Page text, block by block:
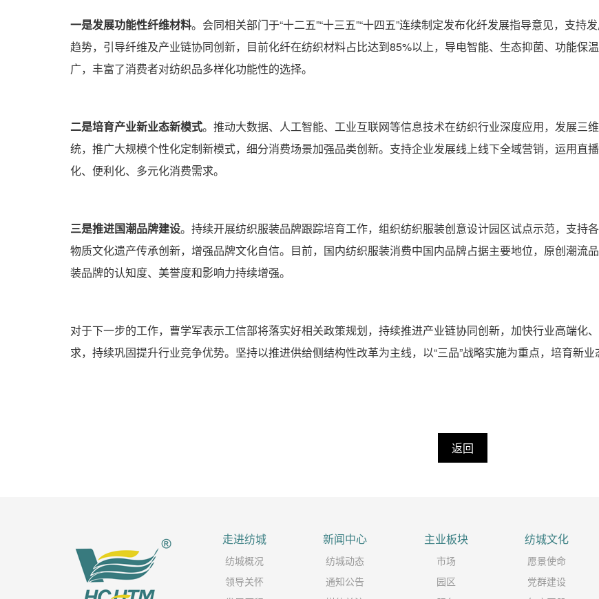
一是发展功能性纤维材料。会同相关部门于“十二五”“十三五”“十四五”连续制定发布化纤发展指导意见，支
趋势，引导纤维及产业链协同创新，目前化纤在纺织材料占比达到85%以上，导电智能、生态抑菌、功能保
广，丰富了消费者对纺织品多样化功能性的选择。
二是培育产业新业态新模式。推动大数据、人工智能、工业互联网等信息技术在纺织行业深度应用，发展三
统，推广大规模个性化定制新模式，细分消费场景加强品类创新。支持企业发展线上线下全域营销，运用直
化、便利化、多元化消费需求。
三是推进国潮品牌建设。持续开展纺织服装品牌跟踪培育工作，组织纺织服装创意设计园区试点示范，支持
物质文化遗产传承创新，增强品牌文化自信。目前，国内纺织服装消费中国内品牌占据主要地位，原创潮流
装品牌的认知度、美誉度和影响力持续增强。
对于下一步的工作，曹学军表示工信部将落实好相关政策规划，持续推进产业链协同创新，加快行业高端化
求，持续巩固提升行业竞争优势。坚持以推进供给侧结构性改革为主线，以“三品”战略实施为重点，培育新业
返回
走进纺城
纺城概况
领导关怀
新闻中心
纺城动态
通知公告
主业板块
市场
园区
纺城文化
愿景使命
党群建设